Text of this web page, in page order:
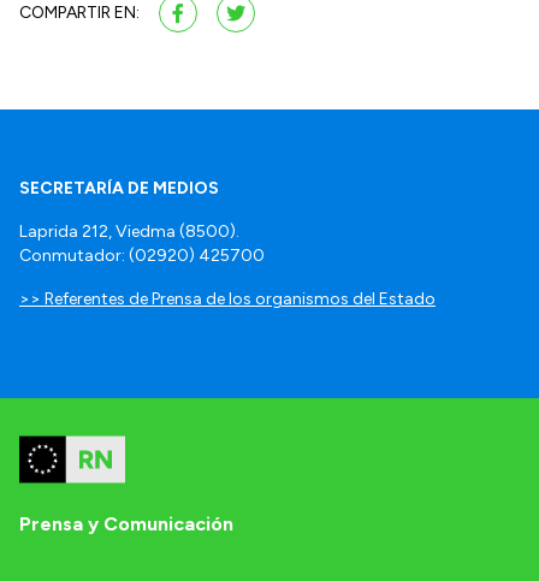
COMPARTIR EN:
SECRETARÍA DE MEDIOS
Laprida 212, Viedma (8500).
Conmutador: (02920) 425700
>> Referentes de Prensa de los organismos del Estado
Prensa y Comunicación